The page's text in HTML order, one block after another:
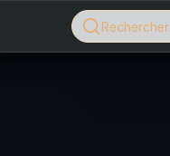
Rechercher…